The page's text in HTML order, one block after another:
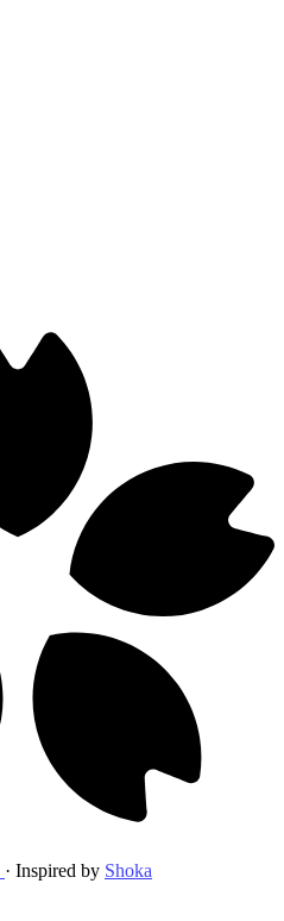
· Inspired by Shoka